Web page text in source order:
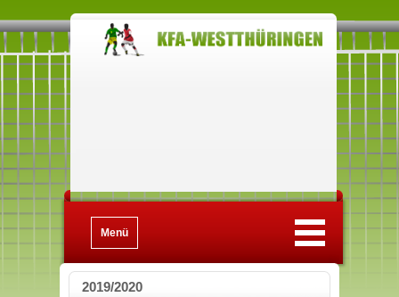
Menü
2019/2020